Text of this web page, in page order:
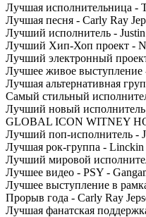
Лучшая исполнительница -
Лучшая песня - Carly Ray
Лучший исполнитель - Justin
Лучший Хип-Хоп проект -
Лучший электронный
Лучшее живое выступление
Лучшая альтернативная
Самый стильный
Лучший новый исполнитель
GLOBAL ICON WITNEY
Лучший поп-исполнитель -
Лучшая рок-группа - Linckin
Лучший мировой
Лучшее видео - PSY -
Лучшее выступление в
Прорыв года - Carly Ray
Лучшая фанатская